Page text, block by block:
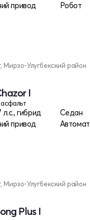
привод
Робот
Мирзо-Улугбекский район
I
л.с., гибрид
Седан
привод
Автомат
Мирзо-Улугбекский район
Plus I